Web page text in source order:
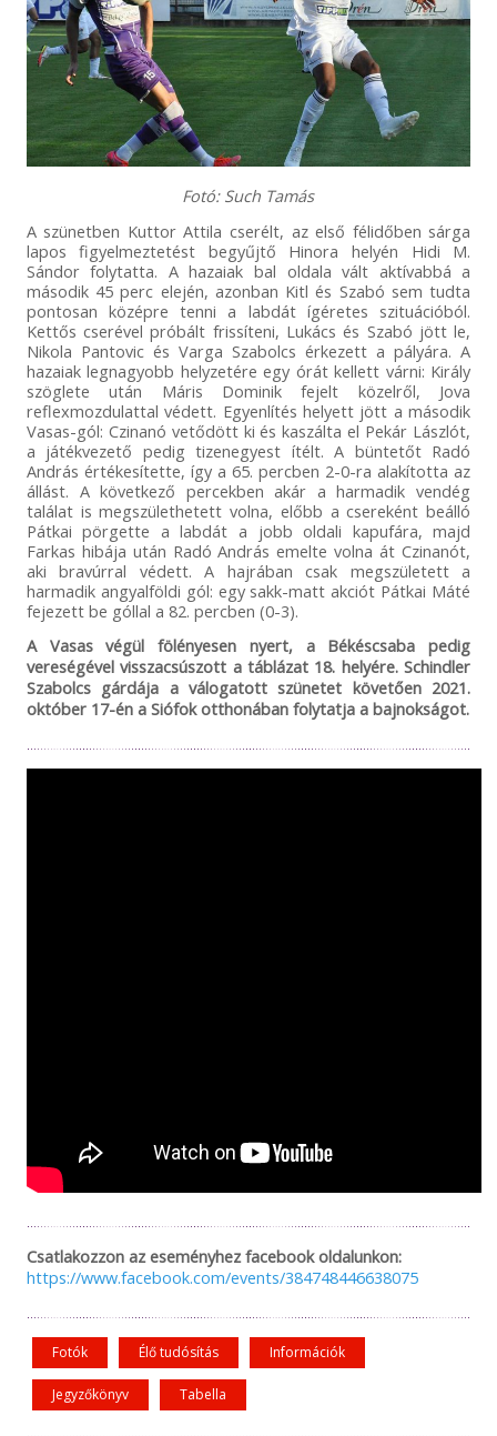
Fotó: Such Tamás
A szünetben Kuttor Attila cserélt, az első félidőben sárga
lapos figyelmeztetést begyűjtő Hinora helyén Hidi M.
Sándor folytatta. A hazaiak bal oldala vált aktívabbá a
második 45 perc elején, azonban Kitl és Szabó sem tudta
pontosan középre tenni a labdát ígéretes szituációból.
Kettős cserével próbált frissíteni, Lukács és Szabó jött le,
Nikola Pantovic és Varga Szabolcs érkezett a pályára. A
hazaiak legnagyobb helyzetére egy órát kellett várni: Király
szöglete után Máris Dominik fejelt közelről, Jova
reflexmozdulattal védett. Egyenlítés helyett jött a második
Vasas-gól: Czinanó vetődött ki és kaszálta el Pekár Lászlót,
a játékvezető pedig tizenegyest ítélt. A büntetőt Radó
András értékesítette, így a 65. percben 2-0-ra alakította az
állást. A következő percekben akár a harmadik vendég
találat is megszülethetett volna, előbb a csereként beálló
Pátkai pörgette a labdát a jobb oldali kapufára, majd
Farkas hibája után Radó András emelte volna át Czinanót,
aki bravúrral védett. A hajrában csak megszületett a
harmadik angyalföldi gól: egy sakk-matt akciót Pátkai Máté
fejezett be góllal a 82. percben (0-3).
A Vasas végül fölényesen nyert, a Békéscsaba pedig
vereségével visszacsúszott a táblázat 18. helyére. Schindler
Szabolcs gárdája a válogatott szünetet követően 2021.
október 17-én a Siófok otthonában folytatja a bajnokságot.
Csatlakozzon az eseményhez facebook oldalunkon:
https://www.facebook.com/events/384748446638075
Fotók Élő tudósítás Információk
Jegyzőkönyv Tabella